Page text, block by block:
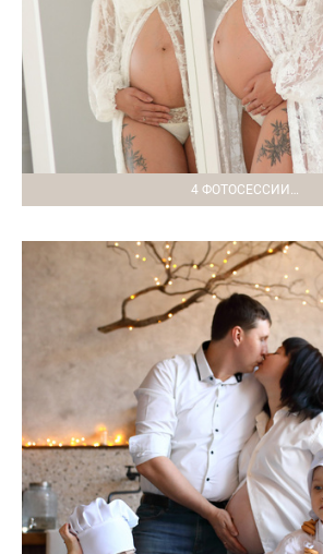
4 ФОТОСЕССИИ…